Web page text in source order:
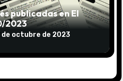
publicadas en El
2023
de octubre de 2023